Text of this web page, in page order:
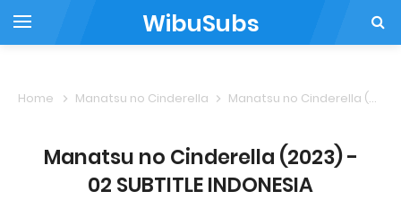
WibuSubs
Home Manatsu no Cinderella Manatsu no Cinderella (2023) - 02 SUBTITLE INDONESIA
Manatsu no Cinderella (2023) -
02 SUBTITLE INDONESIA